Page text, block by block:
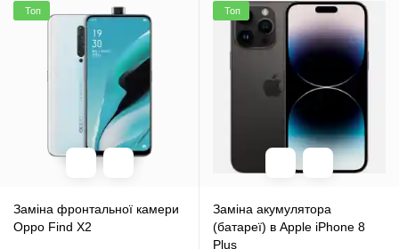
Топ
Заміна фронтальної камери
Oppo Find X2
Топ
Заміна акумулятора
(батареї) в Apple iPhone 8
Plus